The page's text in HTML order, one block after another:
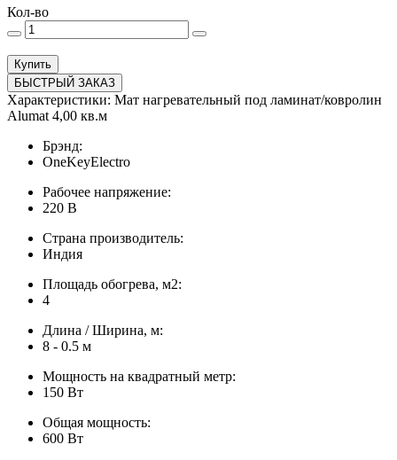
Кол-во
Купить
БЫСТРЫЙ ЗАКАЗ
Характеристики: Мат нагревательный под ламинат/ковролин
Alumat 4,00 кв.м
Брэнд:
OneKeyElectro
Рабочее напряжение:
220 В
Страна производитель:
Индия
Площадь обогрева, м2:
4
Длина / Ширина, м:
8 - 0.5 м
Мощность на квадратный метр:
150 Вт
Общая мощность:
600 Вт